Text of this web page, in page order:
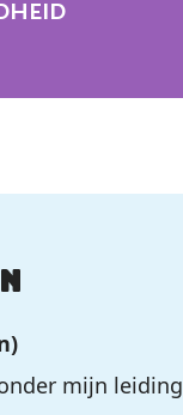
mijn leiding